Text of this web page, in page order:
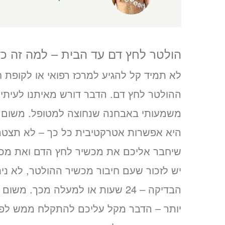
הולטר לחץ דם עד הבית – למה זה
לא תמיד קל להגיע למרכז רפואי או
ההולטר לחץ דם. הדבר דורש מאיתנו
משמעותי באבחנה שנחוצה למטופל.
היא אפשרות אטרקטיבית כל כך – לא
שיחבר אליכם את מכשיר לחץ הדם ואת
יש לזכור שעם חיבור מכשיר ההולטר, לא
הבדיקה – 24 שעות או למעלה
יותר – הדבר מקל עליכם להתקלח ממש